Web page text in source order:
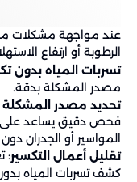
عند مواجهة مشكلات
الرطوبة أو ارتفاع
تسربات المياه بدون
مصدر المشكلة بدقة.
تحديد مصدر المشكلة
فحص دقيق يساعد على
المواسير أو الجدران
تقليل أعمال التكسير:
كشف تسربات المياه